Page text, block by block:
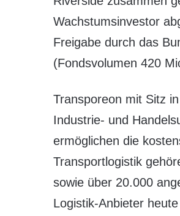
Wachstumsinvestor
Freigabe durch das
(Fondsvolumen 420
Transporeon mit Sitz
Industrie- und
ermöglichen die
Transportlogistik
sowie über 20.000
Logistik-Anbieter